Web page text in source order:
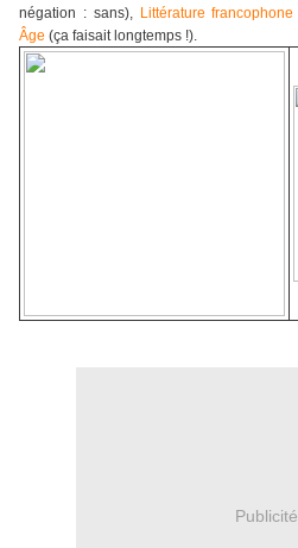
négation : sans), Littérature francophone
Âge (ça faisait longtemps !).
Publicité